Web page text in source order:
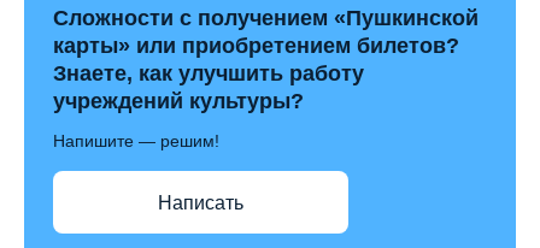
Сложности с получением «Пушкинской
карты» или приобретением билетов?
Знаете, как улучшить работу
учреждений культуры?
Напишите — решим!
Написать